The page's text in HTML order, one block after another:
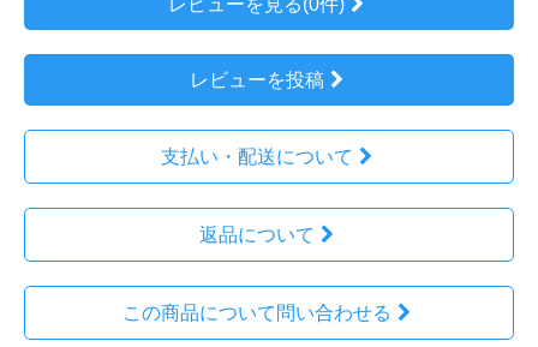
レビューを見る(0件)
レビューを投稿
支払い・配送について
返品について
この商品について問い合わせる